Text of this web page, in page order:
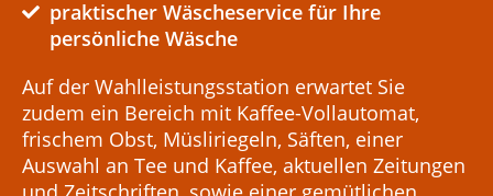
praktischer Wäscheservice für Ihre
persönliche Wäsche
Auf der Wahlleistungsstation erwartet Sie
zudem ein Bereich mit Kaffee-Vollautomat,
frischem Obst, Müsliriegeln, Säften, einer
Auswahl an Tee und Kaffee, aktuellen Zeitungen